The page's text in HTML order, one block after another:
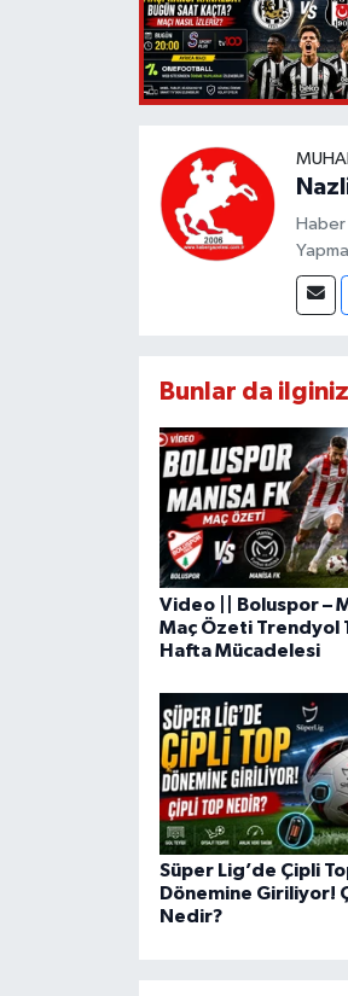
Bunlar da
Video || Boluspor –
Maç Özeti Trendyol
Hafta Mücadelesi
Süper Lig’de Çipli
Dönemine Giriliyor!
Nedir?